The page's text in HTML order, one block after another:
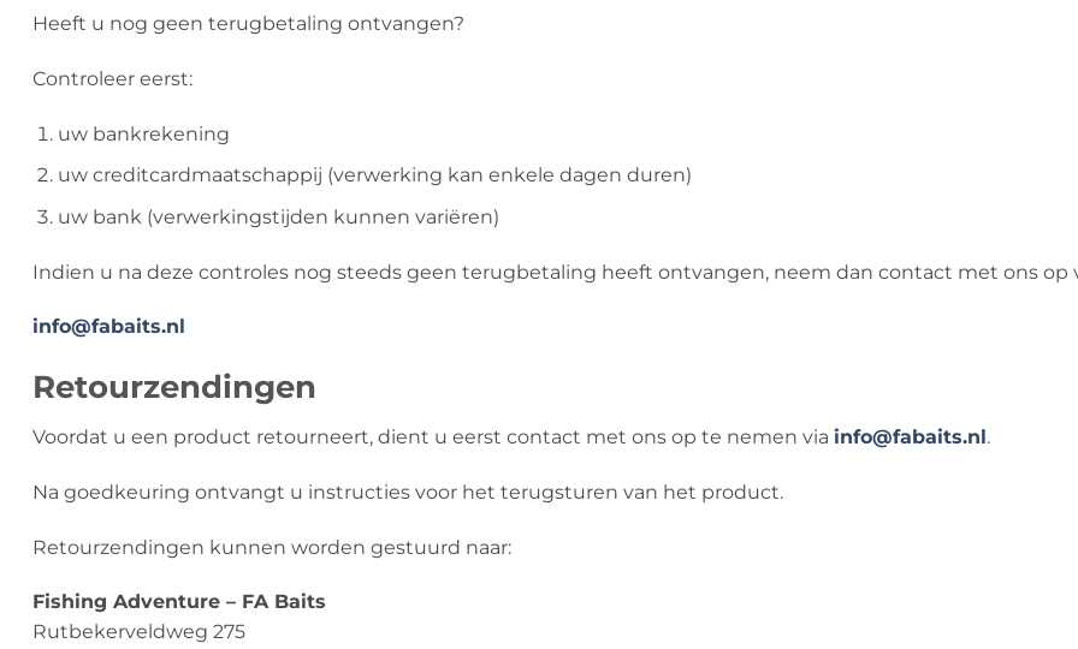
Heeft u nog geen terugbetaling ontvangen?
Controleer eerst:
uw bankrekening
uw creditcardmaatschappij (verwerking kan enkele dagen duren)
uw bank (verwerkingstijden kunnen variëren)
Indien u na deze controles nog steeds geen terugbetaling heeft ontvangen, neem dan contact met ons op
info@fabaits.nl
Retourzendingen
Voordat u een product retourneert, dient u eerst contact met ons op te nemen via info@fabaits.nl.
Na goedkeuring ontvangt u instructies voor het terugsturen van het product.
Retourzendingen kunnen worden gestuurd naar:
Fishing Adventure – FA Baits
Rutbekerveldweg 275